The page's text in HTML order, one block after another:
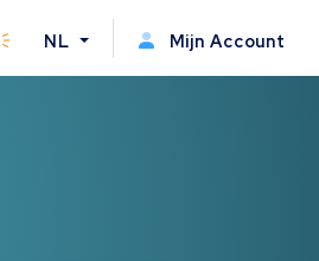
NL Mijn Account